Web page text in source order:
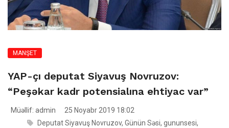
MANŞET
YAP-çı deputat Siyavuş Novruzov:
“Peşəkar kadr potensialına ehtiyac var”
Müəllif: admin
25 Noyabr 2019 18:02
Deputat Siyavuş Novruzov, Günün Səsi, gununsesi,